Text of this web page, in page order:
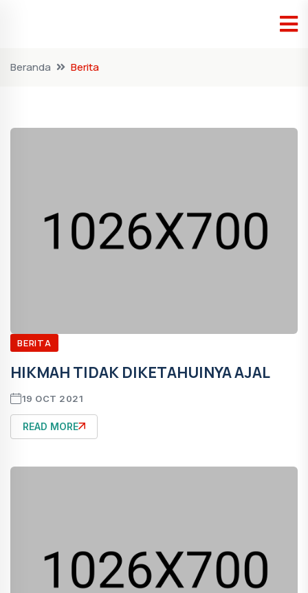
Beranda Berita
BERITA
HIKMAH TIDAK DIKETAHUINYA AJAL
19 OCT 2021
READ MORE